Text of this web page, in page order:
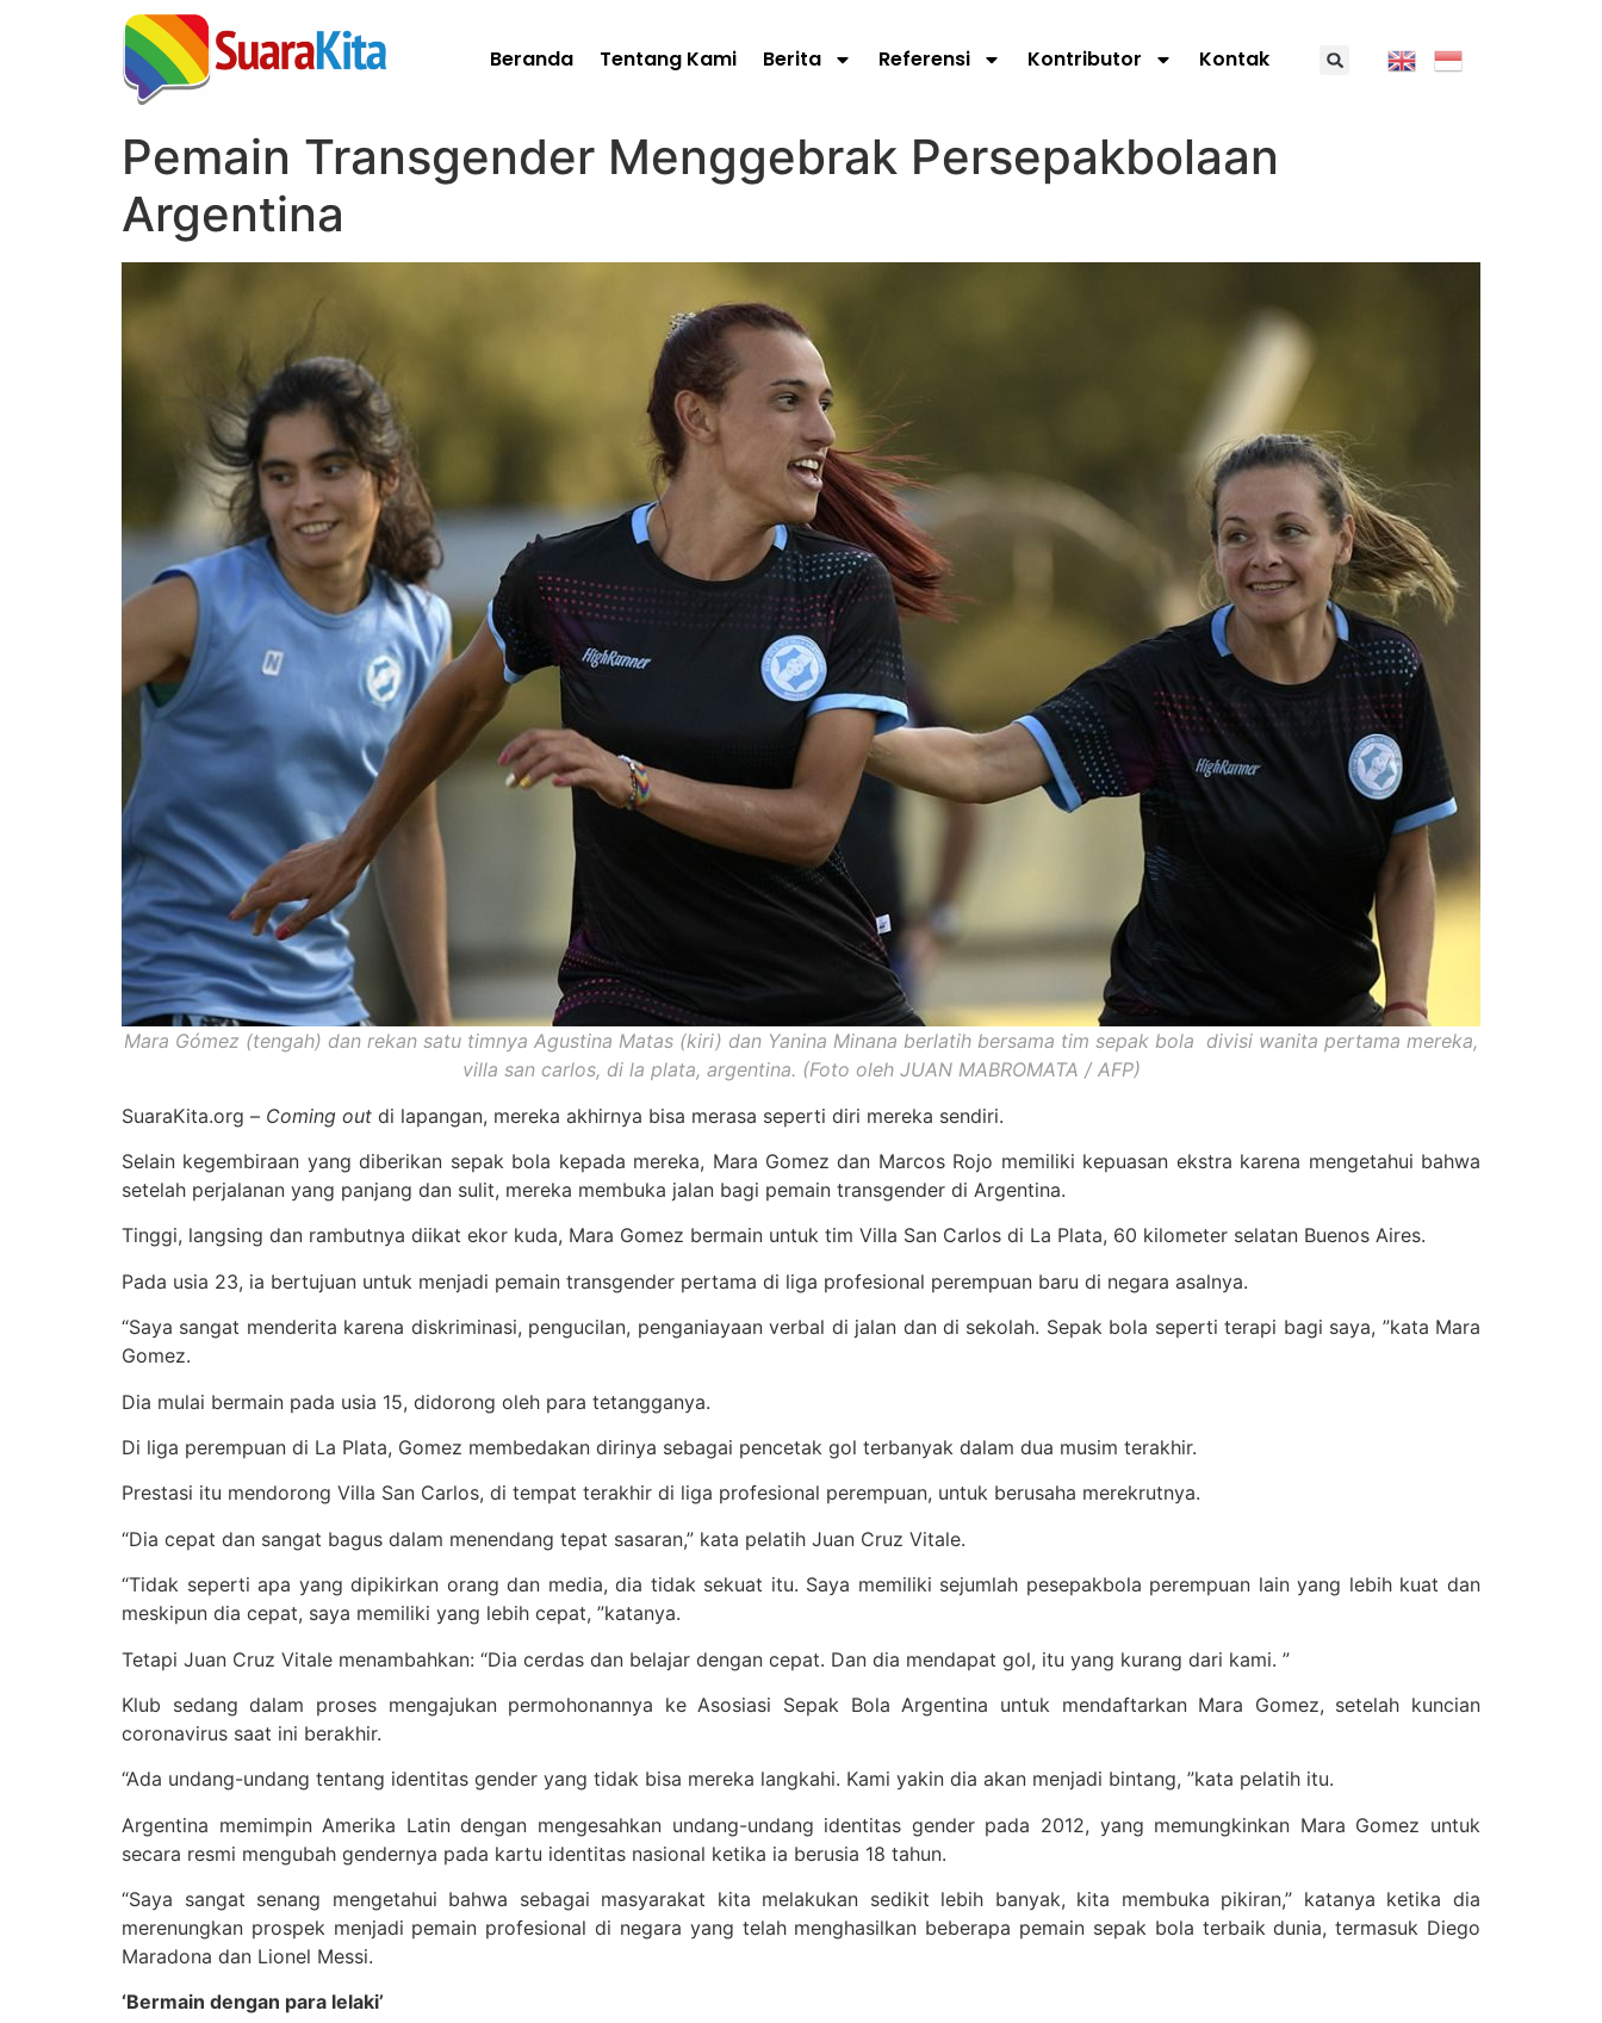
Beranda Tentang Kami Berita Referensi Kontributor Kontak
Pemain Transgender Menggebrak Persepakbolaan
Argentina
Mara Gómez (tengah) dan rekan satu timnya Agustina Matas (kiri) dan Yanina Minana berlatih bersama tim sepak bola divisi wanita pertama mereka,
villa san carlos, di la plata, argentina. (Foto oleh JUAN MABROMATA / AFP)
SuaraKita.org – Coming out di lapangan, mereka akhirnya bisa merasa seperti diri mereka sendiri.
Selain kegembiraan yang diberikan sepak bola kepada mereka, Mara Gomez dan Marcos Rojo memiliki kepuasan ekstra karena mengetahui bahwa
setelah perjalanan yang panjang dan sulit, mereka membuka jalan bagi pemain transgender di Argentina.
Tinggi, langsing dan rambutnya diikat ekor kuda, Mara Gomez bermain untuk tim Villa San Carlos di La Plata, 60 kilometer selatan Buenos Aires.
Pada usia 23, ia bertujuan untuk menjadi pemain transgender pertama di liga profesional perempuan baru di negara asalnya.
“Saya sangat menderita karena diskriminasi, pengucilan, penganiayaan verbal di jalan dan di sekolah. Sepak bola seperti terapi bagi saya, ”kata Mara
Gomez.
Dia mulai bermain pada usia 15, didorong oleh para tetangganya.
Di liga perempuan di La Plata, Gomez membedakan dirinya sebagai pencetak gol terbanyak dalam dua musim terakhir.
Prestasi itu mendorong Villa San Carlos, di tempat terakhir di liga profesional perempuan, untuk berusaha merekrutnya.
“Dia cepat dan sangat bagus dalam menendang tepat sasaran,” kata pelatih Juan Cruz Vitale.
“Tidak seperti apa yang dipikirkan orang dan media, dia tidak sekuat itu. Saya memiliki sejumlah pesepakbola perempuan lain yang lebih kuat dan
meskipun dia cepat, saya memiliki yang lebih cepat, ”katanya.
Tetapi Juan Cruz Vitale menambahkan: “Dia cerdas dan belajar dengan cepat. Dan dia mendapat gol, itu yang kurang dari kami. ”
Klub sedang dalam proses mengajukan permohonannya ke Asosiasi Sepak Bola Argentina untuk mendaftarkan Mara Gomez, setelah kuncian
coronavirus saat ini berakhir.
“Ada undang-undang tentang identitas gender yang tidak bisa mereka langkahi. Kami yakin dia akan menjadi bintang, ”kata pelatih itu.
Argentina memimpin Amerika Latin dengan mengesahkan undang-undang identitas gender pada 2012, yang memungkinkan Mara Gomez untuk
secara resmi mengubah gendernya pada kartu identitas nasional ketika ia berusia 18 tahun.
“Saya sangat senang mengetahui bahwa sebagai masyarakat kita melakukan sedikit lebih banyak, kita membuka pikiran,” katanya ketika dia
merenungkan prospek menjadi pemain profesional di negara yang telah menghasilkan beberapa pemain sepak bola terbaik dunia, termasuk Diego
Maradona dan Lionel Messi.
‘Bermain dengan para lelaki’